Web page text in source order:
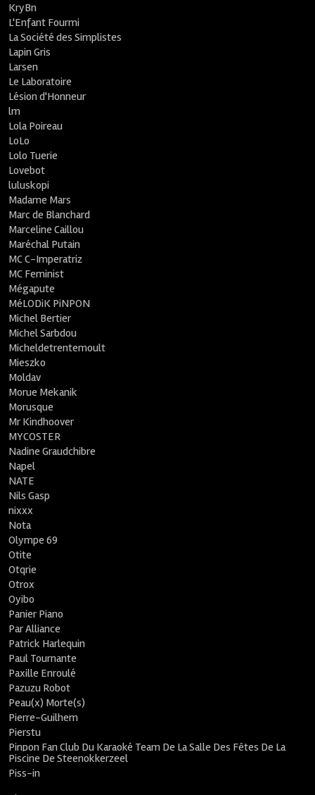
KryBn
L'Enfant Fourmi
La Société des Simplistes
Lapin Gris
Larsen
Le Laboratoire
Lésion d'Honneur
lm
Lola Poireau
LoLo
Lolo Tuerie
Lovebot
luluskopi
Madame Mars
Marc de Blanchard
Marceline Caillou
Maréchal Putain
MC C-Imperatriz
MC Feminist
Mégapute
MéLODiK PiNPON
Michel Bertier
Michel Sarbdou
Micheldetrentemoult
Mieszko
Moldav
Morue Mekanik
Morusque
Mr Kindhoover
MYCOSTER
Nadine Graudchibre
Napel
NATE
Nils Gasp
nixxx
Nota
Olympe 69
Otite
Otqrie
Otrox
Oyibo
Panier Piano
Par Alliance
Patrick Harlequin
Paul Tournante
Paxille Enroulé
Pazuzu Robot
Peau(x) Morte(s)
Pierre-Guilhem
Pierstu
Pinpon Fan Club Du Karaoké Team De La Salle Des Fêtes De La
Piscine De Steenokkerzeel
Piss-in